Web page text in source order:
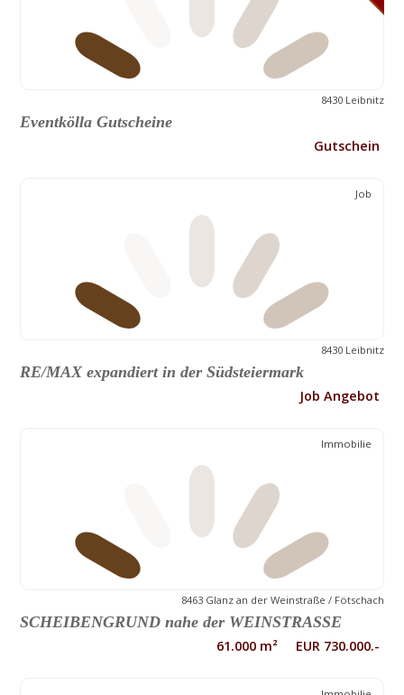
8430 Leibnitz
Eventkölla Gutscheine
Gutschein
Job
8430 Leibnitz
RE/MAX expandiert in der Südsteiermark
Job Angebot
Immobilie
8463 Glanz an der Weinstraße / Fötschach
SCHEIBENGRUND nahe der WEINSTRASSE
61.000 m² EUR 730.000.-